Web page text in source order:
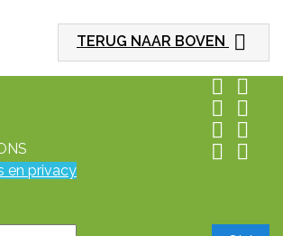
TERUG NAAR BOVEN 
 
 
 
 
en privacy